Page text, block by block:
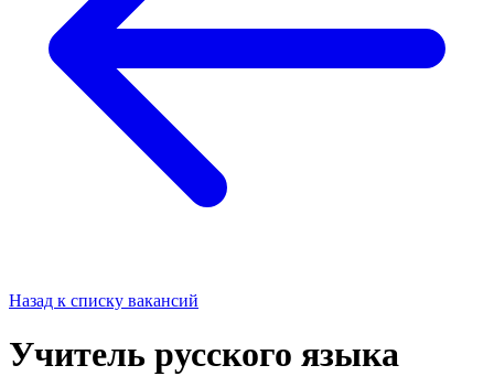
Назад к списку вакансий
Учитель русского языка